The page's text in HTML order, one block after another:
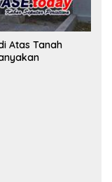
Atas Tanah